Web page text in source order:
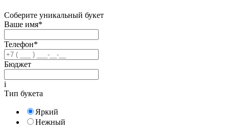
Соберите уникальный букет
Ваше имя*
Телефон*
Бюджет
i
Тип букета
Яркий
Нежный